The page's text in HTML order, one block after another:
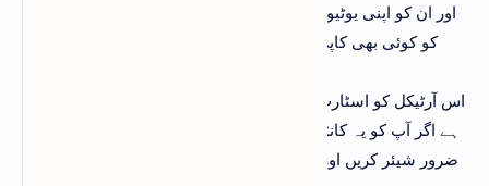
اور ان کو اپنی یوٹیوب کی ویڈیو کے لئے استعمال کرسکتے ہیں آپ
کو کوئی بھی کاپی رائٹ سٹرائیک نہیں آئے گی اور نہ ہی کوئی
اس آرٹیکل کو اسٹارٹ کرنے سے پہلے آپ سے چھوٹی سی رکویسٹ
ہے اگر آپ کو یہ کانٹینٹ اچھا لگے تو اس کو اپنے دوستوں کے ساتھ
ضرور شیئر کریں اور مزید ایسے ہی انفارمیٹو آرٹیکل پڑھنے کے لئے